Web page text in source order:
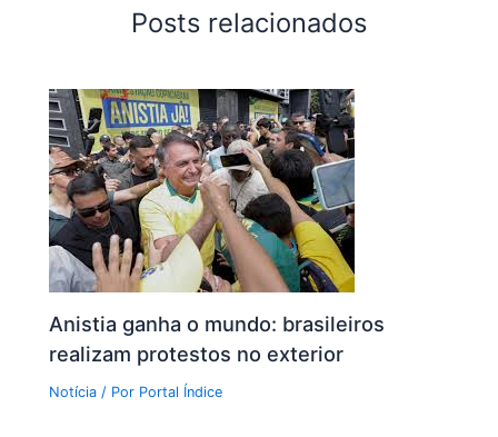
Posts relacionados
Anistia ganha o mundo: brasileiros
realizam protestos no exterior
Notícia / Por Portal Índice